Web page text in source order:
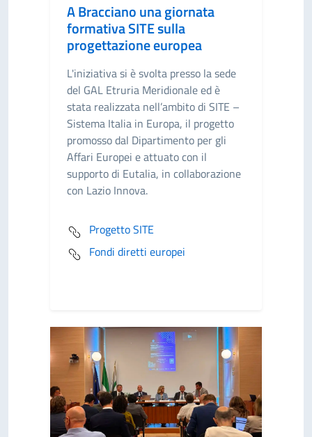
A Bracciano una giornata
formativa SITE sulla
progettazione europea
L'iniziativa si è svolta presso la sede
del GAL Etruria Meridionale ed è
stata realizzata nell’ambito di SITE –
Sistema Italia in Europa, il progetto
promosso dal Dipartimento per gli
Affari Europei e attuato con il
supporto di Eutalia, in collaborazione
con Lazio Innova.
Progetto SITE
Fondi diretti europei